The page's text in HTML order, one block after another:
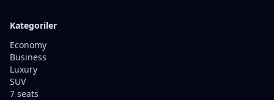
Kategoriler
Economy
Business
Luxury
SUV
7 seats